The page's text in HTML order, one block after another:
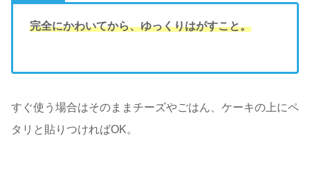
完全にかわいてから、ゆっくりはがすこと。
すぐ使う場合はそのままチーズやごはん、ケーキの上にペ
タリと貼りつければOK。